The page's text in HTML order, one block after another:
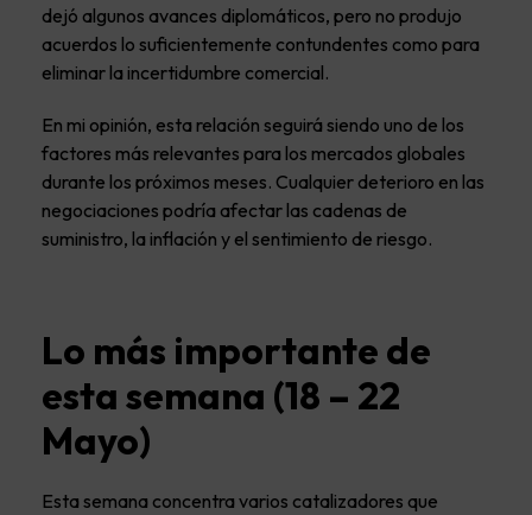
dejó algunos avances diplomáticos, pero no produjo
acuerdos lo suficientemente contundentes como para
eliminar la incertidumbre comercial.
En mi opinión, esta relación seguirá siendo uno de los
factores más relevantes para los mercados globales
durante los próximos meses. Cualquier deterioro en las
negociaciones podría afectar las cadenas de
suministro, la inflación y el sentimiento de riesgo.
Lo más importante de
esta semana (18 – 22
Mayo)
Esta semana concentra varios catalizadores que